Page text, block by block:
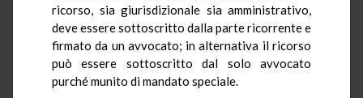
ricorso, sia giurisdizionale sia amministrativo,
deve essere sottoscritto dalla parte ricorrente e
firmato da un avvocato; in alternativa il ricorso
può essere sottoscritto dal solo avvocato
purché munito di mandato speciale.